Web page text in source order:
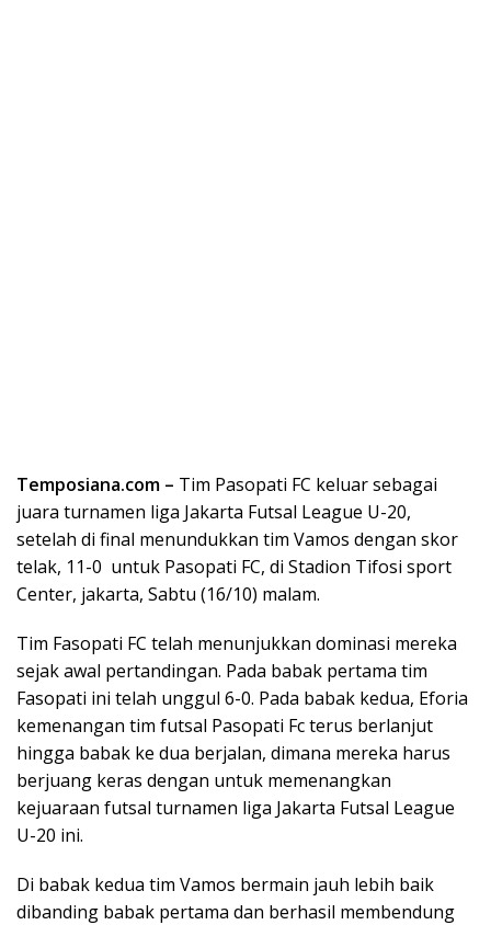
Temposiana.com – Tim Pasopati FC keluar sebagai
juara turnamen liga Jakarta Futsal League U-20,
setelah di final menundukkan tim Vamos dengan skor
telak, 11-0 untuk Pasopati FC, di Stadion Tifosi sport
Center, jakarta, Sabtu (16/10) malam.
Tim Fasopati FC telah menunjukkan dominasi mereka
sejak awal pertandingan. Pada babak pertama tim
Fasopati ini telah unggul 6-0. Pada babak kedua, Eforia
kemenangan tim futsal Pasopati Fc terus berlanjut
hingga babak ke dua berjalan, dimana mereka harus
berjuang keras dengan untuk memenangkan
kejuaraan futsal turnamen liga Jakarta Futsal League
U-20 ini.
Di babak kedua tim Vamos bermain jauh lebih baik
dibanding babak pertama dan berhasil membendung